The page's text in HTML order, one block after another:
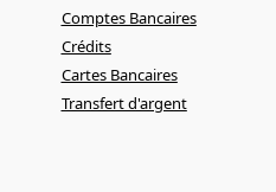
Comptes Bancaires
Crédits
Cartes Bancaires
Transfert d'argent